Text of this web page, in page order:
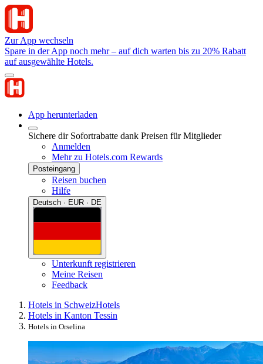
Zur App wechseln
Spare in der App noch mehr – auf dich warten bis zu 20% Rabatt
auf ausgewählte Hotels.
App herunterladen
Sichere dir Sofortrabatte dank Preisen für Mitglieder
Anmelden
Mehr zu Hotels.com Rewards
Posteingang
Reisen buchen
Hilfe
Deutsch · EUR · DE
Unterkunft registrieren
Meine Reisen
Feedback
Hotels in SchweizHotels
Hotels in Kanton Tessin
Hotels in Orselina